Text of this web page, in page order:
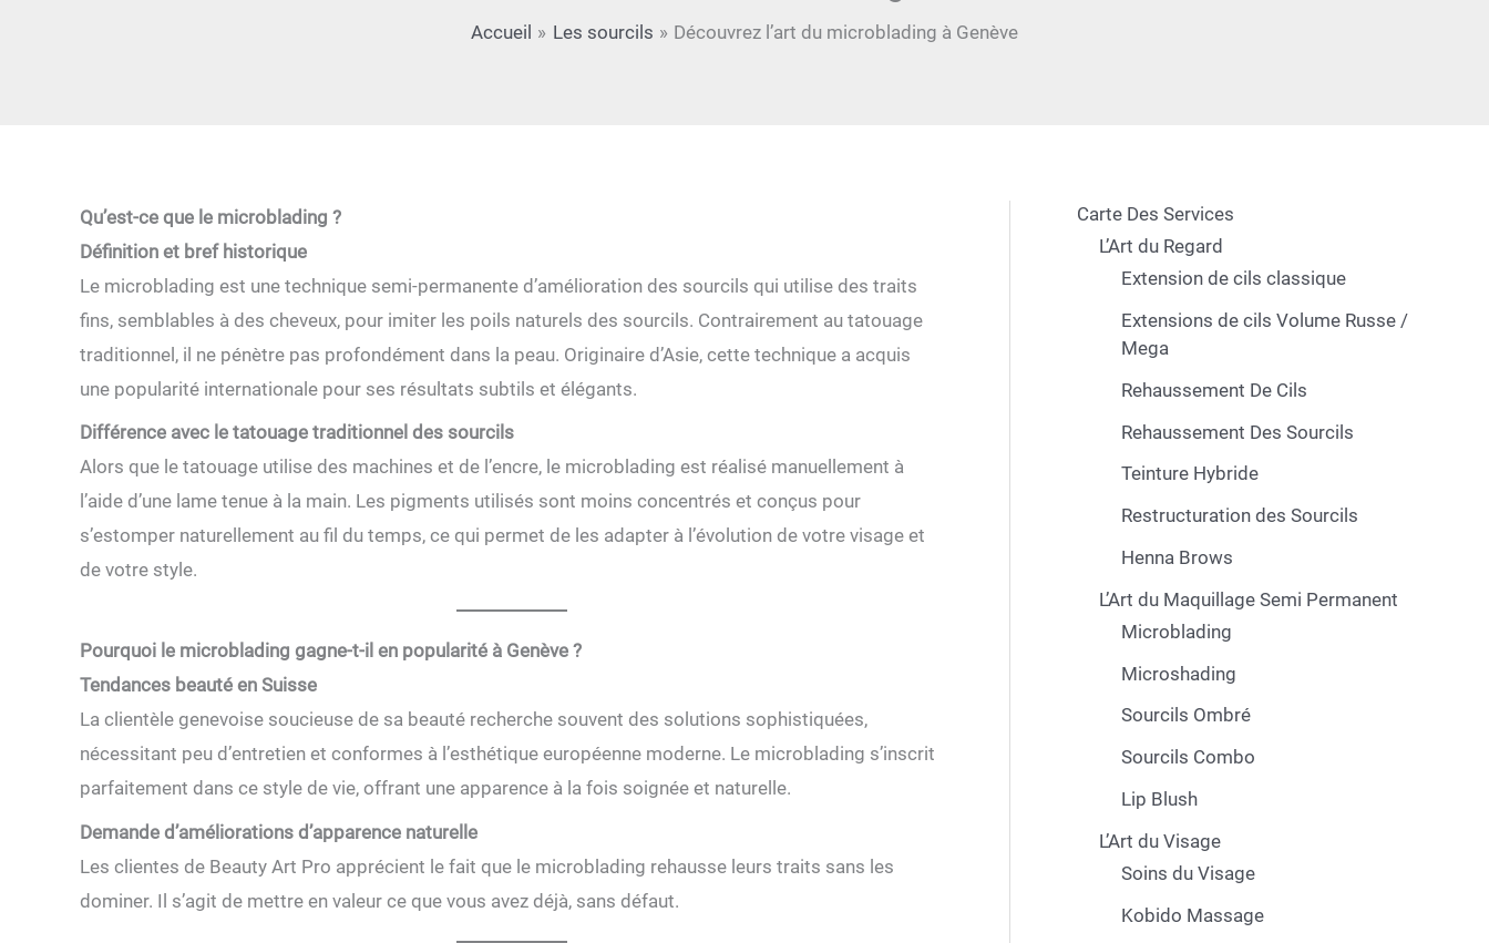
Accueil Les sourcils Découvrez l’art du microblading à Genève
Qu’est-ce que le microblading ?
Définition et bref historique
Le microblading est une technique semi-permanente d’amélioration des sourcils qui utilise des traits
fins, semblables à des cheveux, pour imiter les poils naturels des sourcils. Contrairement au tatouage
traditionnel, il ne pénètre pas profondément dans la peau. Originaire d’Asie, cette technique a acquis
une popularité internationale pour ses résultats subtils et élégants.
Différence avec le tatouage traditionnel des sourcils
Alors que le tatouage utilise des machines et de l’encre, le microblading est réalisé manuellement à
l’aide d’une lame tenue à la main. Les pigments utilisés sont moins concentrés et conçus pour
s’estomper naturellement au fil du temps, ce qui permet de les adapter à l’évolution de votre visage et
de votre style.
Pourquoi le microblading gagne-t-il en popularité à Genève ?
Tendances beauté en Suisse
La clientèle genevoise soucieuse de sa beauté recherche souvent des solutions sophistiquées,
nécessitant peu d’entretien et conformes à l’esthétique européenne moderne. Le microblading s’inscrit
parfaitement dans ce style de vie, offrant une apparence à la fois soignée et naturelle.
Demande d’améliorations d’apparence naturelle
Les clientes de Beauty Art Pro apprécient le fait que le microblading rehausse leurs traits sans les
dominer. Il s’agit de mettre en valeur ce que vous avez déjà, sans défaut.
Carte Des Services
L’Art du Regard
Extension de cils classique
Extensions de cils Volume Russe /
Mega
Rehaussement De Cils
Rehaussement Des Sourcils
Teinture Hybride
Restructuration des Sourcils
Henna Brows
L’Art du Maquillage Semi Permanent
Microblading
Microshading
Sourcils Ombré
Sourcils Combo
Lip Blush
L’Art du Visage
Soins du Visage
Kobido Massage